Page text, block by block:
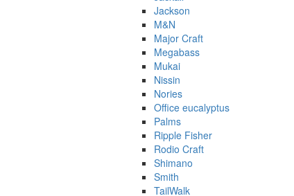
Jackson
M&N
Major Craft
Megabass
Mukai
Nissin
Nories
Office eucalyptus
Palms
Ripple Fisher
Rodio Craft
Shimano
Smith
TailWalk